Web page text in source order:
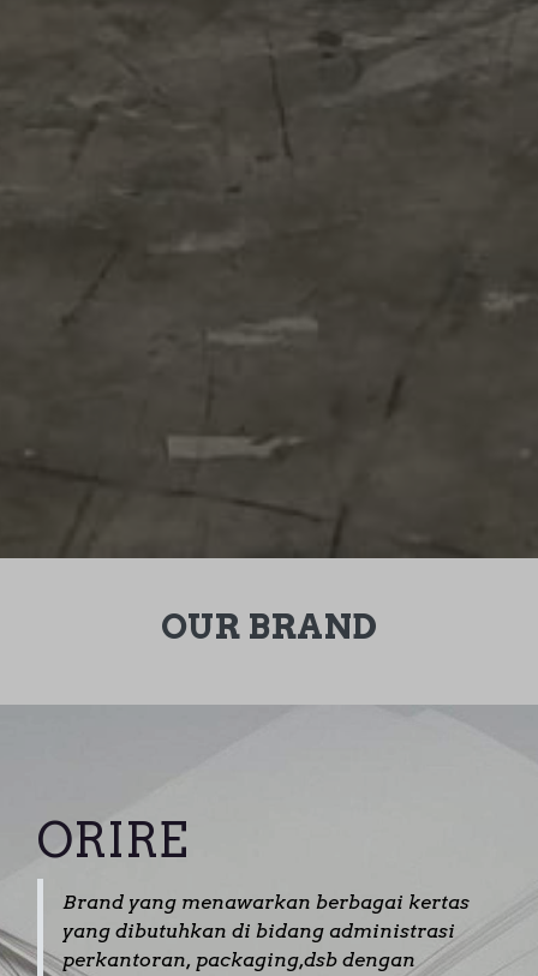
OUR BRAND
ORIRE
Brand yang menawarkan berbagai kertas
yang dibutuhkan di bidang administrasi
perkantoran, packaging,dsb dengan